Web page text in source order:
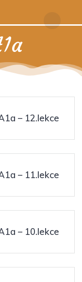
– 12.lekce
– 11.lekce
– 10.lekce